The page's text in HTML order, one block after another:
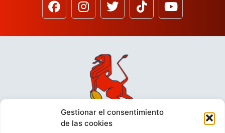
Gestionar el consentimiento
de las cookies